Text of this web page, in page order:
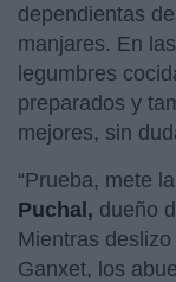
dependientas
manjares. En
legumbres
preparados y
mejores, sin
“Prueba, mete
Puchal, dueño
Mientras
Ganxet, los